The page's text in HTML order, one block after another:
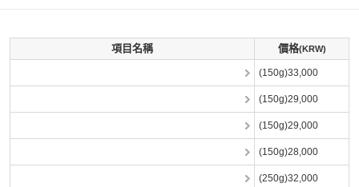
項目名稱 價格(KRW)
(150g)33,000
(150g)29,000
(150g)29,000
(150g)28,000
(250g)32,000